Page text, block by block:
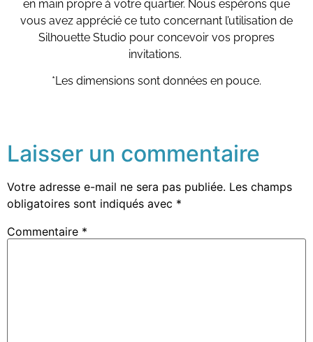
en main propre à votre quartier. Nous espérons que
vous avez apprécié ce tuto concernant l’utilisation de
Silhouette Studio pour concevoir vos propres
invitations.
*Les dimensions sont données en pouce.
Laisser un commentaire
Votre adresse e-mail ne sera pas publiée. Les champs
obligatoires sont indiqués avec *
Commentaire *